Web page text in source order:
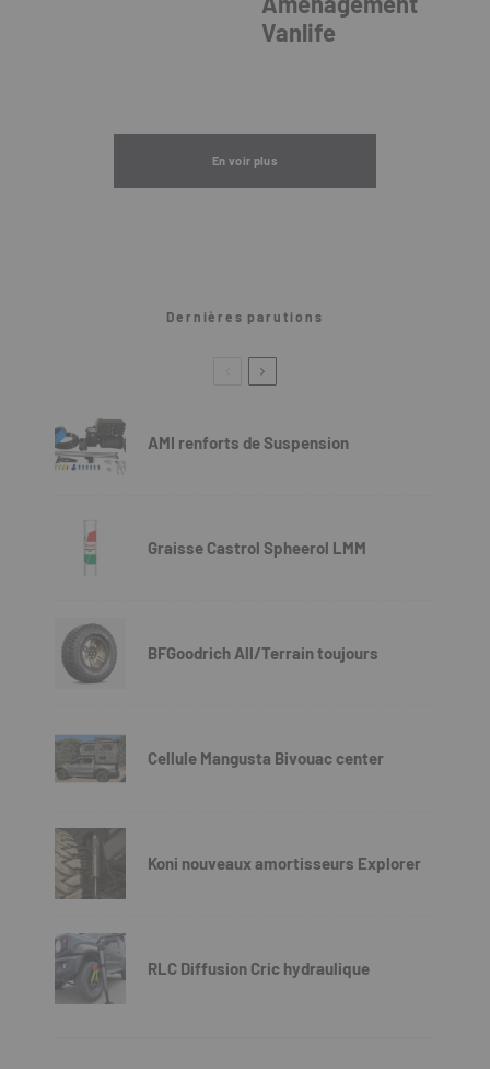
Vanlife
En voir plus
Dernières parutions
AMI renforts de Suspension
Graisse Castrol Spheerol LMM
BFGoodrich All/Terrain toujours
Cellule Mangusta Bivouac center
Koni nouveaux amortisseurs Explorer
RLC Diffusion Cric hydraulique